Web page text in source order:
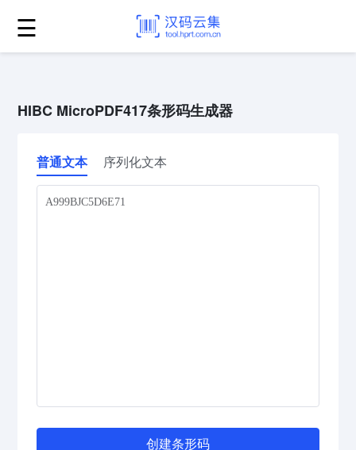
☰
HIBC MicroPDF417条形码生成器
普通文本 序列化文本
创建条形码